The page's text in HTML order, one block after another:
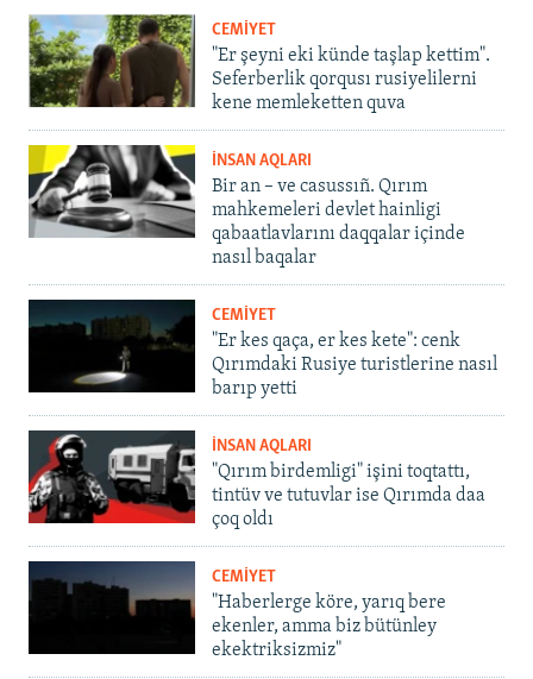
CEMİYET
"Er şeyni eki künde taşlap kettim".
Seferberlik qorqusı rusiyelilerni
kene memleketten quva
İNSAN AQLARI
Bir an – ve casussıñ. Qırım
mahkemeleri devlet hainligi
qabaatlavlarını daqqalar içinde
nasıl baqalar
CEMİYET
"Er kes qaça, er kes kete": cenk
Qırımdaki Rusiye turistlerine nasıl
barıp yetti
İNSAN AQLARI
"Qırım birdemligi" işini toqtattı,
tintüv ve tutuvlar ise Qırımda daa
çoq oldı
CEMİYET
"Haberlerge köre, yarıq bere
ekenler, amma biz bütünley
ekektriksizmiz"